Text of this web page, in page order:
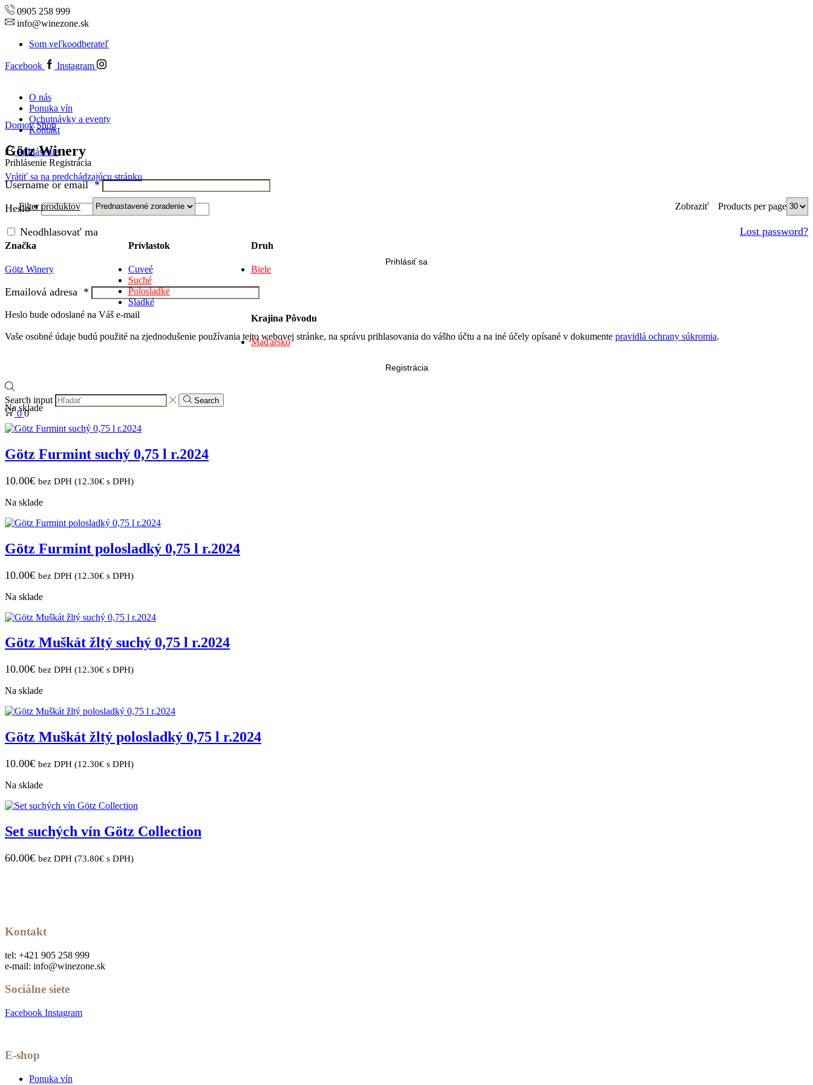
0905 258 999
info@winezone.sk
Som veľkoodberateľ
Facebook Instagram
O nás
Ponuka vín
Ochutnávky a eventy
Kontakt
Prihlásenie
Prihlásenie Registrácia
Username or email*
Heslo*
Lost password?
Neodhlasovať ma
Prihlásiť sa
Emailová adresa *
Heslo bude odoslané na Váš e-mail
Vaše osobné údaje budú použité na zjednodušenie používania tejto webovej stránke, na správu prihlasovania do vášho účtu a na iné účely opísané v dokumente pravidlá ochrany súkromia.
Registrácia
Search input Search
00
Domov Shop
Götz Winery
Vrátiť sa na predchádzajúcu stránku
Filter produktov Zobraziť Products per page
Značka
Götz Winery
Prívlastok
Cuveé
Suché
Polosladké
Sladké
Druh
Biele
Krajina Pôvodu
Maďarsko
Na sklade
Götz Furmint suchý 0,75 l r.2024
10.00€ bez DPH (12.30€ s DPH)
Na sklade
Götz Furmint polosladký 0,75 l r.2024
10.00€ bez DPH (12.30€ s DPH)
Na sklade
Götz Muškát žltý suchý 0,75 l r.2024
10.00€ bez DPH (12.30€ s DPH)
Na sklade
Götz Muškát žltý polosladký 0,75 l r.2024
10.00€ bez DPH (12.30€ s DPH)
Na sklade
Set suchých vín Götz Collection
60.00€ bez DPH (73.80€ s DPH)
Kontakt
tel: +421 905 258 999
e-mail: info@winezone.sk
Sociálne siete
Facebook Instagram
E-shop
Ponuka vín